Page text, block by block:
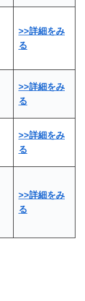
>>詳細をみ
る
>>詳細をみ
る
>>詳細をみ
る
>>詳細をみ
る